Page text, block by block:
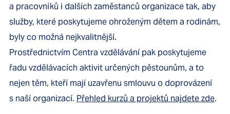
a pracovníků i dalších zaměstanců organizace tak, aby
služby, které poskytujeme ohroženým dětem a rodinám,
byly co možná nejkvalitnější.
Prostřednictvím Centra vzdělávání pak poskytujeme
řadu vzdělávacích aktivit určených pěstounům, a to
nejen těm, kteří mají uzavřenu smlouvu o doprovázení
s naší organizací. Přehled kurzů a projektů najdete zde.